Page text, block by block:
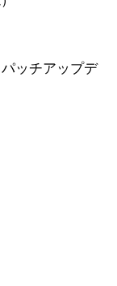
ッチアップデ